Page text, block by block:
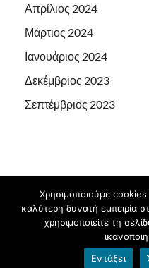
Απρίλιος 2024
Μάρτιος 2024
Ιανουάριος 2024
Δεκέμβριος 2023
Σεπτέμβριος 2023
Πνευματικά δικαιώματα ©
ΣΧΟΛΕΙΟ ΙΩΑΝΝΙΝΩΝ.
Χρησιμοποιούμε
καλύτερη δυνατή εμπειρία
χρησιμοποιείτε τη
Εντάξει